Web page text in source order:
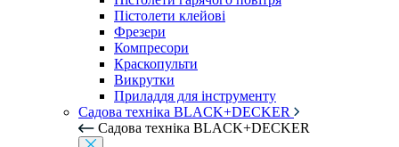
Пістолети клейові
Фрезери
Компресори
Краскопульти
Викрутки
Приладдя для інструменту
Садова техніка BLACK+DECKER
Садова техніка BLACK+DECKER